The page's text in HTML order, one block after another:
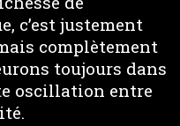
c’est justement
complètement
toujours dans
oscillation entre